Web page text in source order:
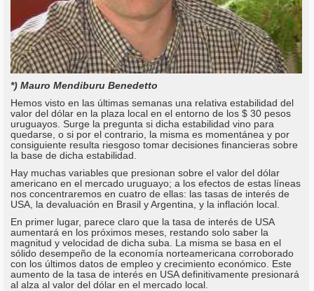
*) Mauro Mendiburu Benedetto
Hemos visto en las últimas semanas una relativa estabilidad del
valor del dólar en la plaza local en el entorno de los $ 30 pesos
uruguayos. Surge la pregunta si dicha estabilidad vino para
quedarse, o si por el contrario, la misma es momentánea y por
consiguiente resulta riesgoso tomar decisiones financieras sobre
la base de dicha estabilidad.
Hay muchas variables que presionan sobre el valor del dólar
americano en el mercado uruguayo; a los efectos de estas líneas
nos concentraremos en cuatro de ellas: las tasas de interés de
USA, la devaluación en Brasil y Argentina, y la inflación local.
En primer lugar, parece claro que la tasa de interés de USA
aumentará en los próximos meses, restando solo saber la
magnitud y velocidad de dicha suba. La misma se basa en el
sólido desempeño de la economía norteamericana corroborado
con los últimos datos de empleo y crecimiento económico. Este
aumento de la tasa de interés en USA definitivamente presionará
al alza al valor del dólar en el mercado local.